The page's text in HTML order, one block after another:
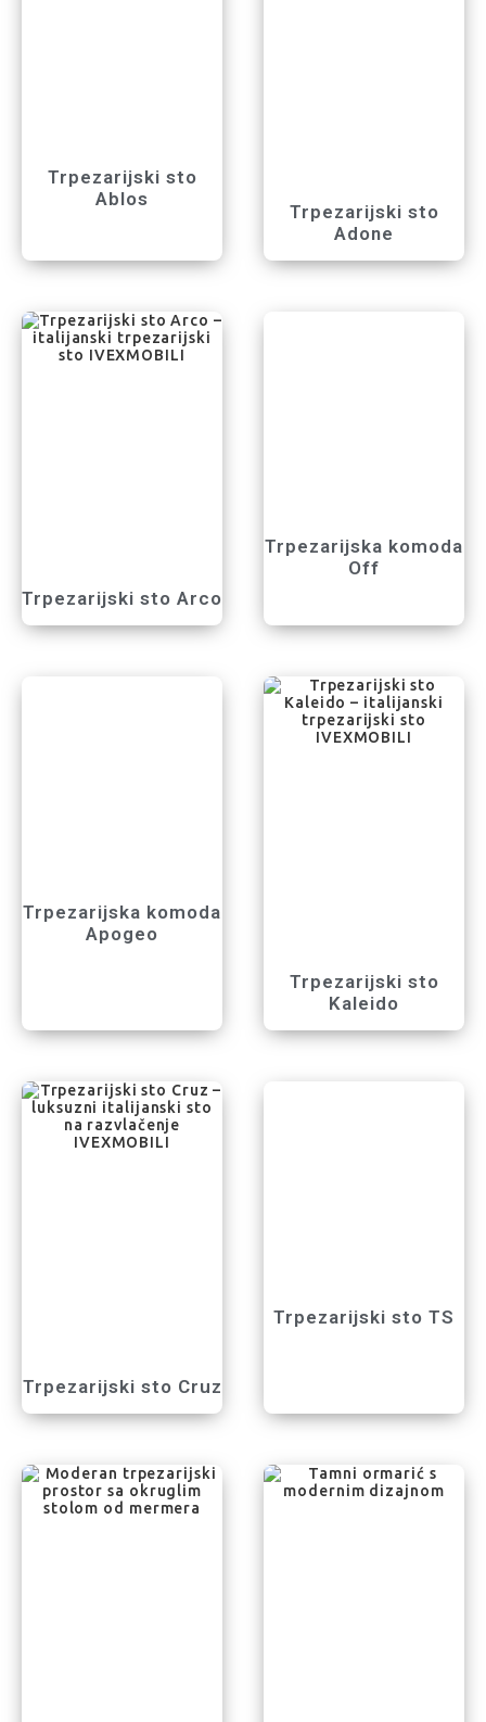
Trpezarijski sto
Ablos
Trpezarijski sto
Adone
Trpezarijski sto Arco
Trpezarijska komoda
Off
Trpezarijska komoda
Apogeo
Trpezarijski sto
Kaleido
Trpezarijski sto Cruz
Trpezarijski sto TS